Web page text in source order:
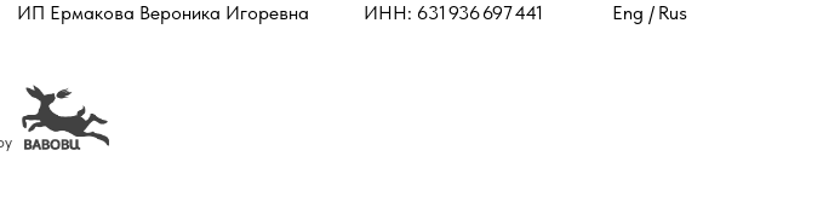
ИНН: 631 936 697 441
ИП Ермакова Вероника Игоревна Eng / Rus